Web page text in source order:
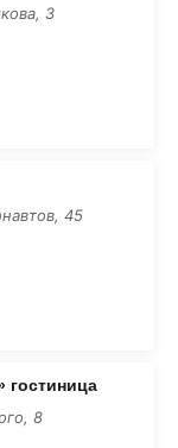
3
45
гостиница
8